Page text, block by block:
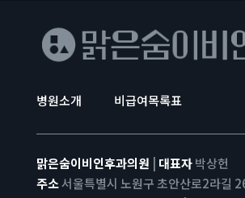
병원소개 비급여목록표
맑은숨이비인후과의원 | 대표자박상헌
주소서울특별시 노원구 초안산로2라길